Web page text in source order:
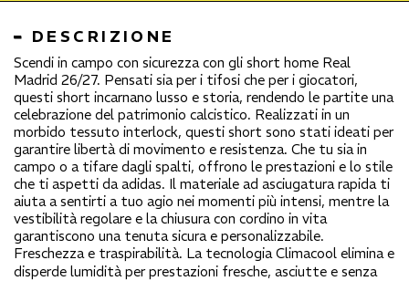
DESCRIZIONE
Scendi in campo con sicurezza con gli short home Real
Madrid 26/27. Pensati sia per i tifosi che per i giocatori,
questi short incarnano lusso e storia, rendendo le partite una
celebrazione del patrimonio calcistico. Realizzati in un
morbido tessuto interlock, questi short sono stati ideati per
garantire libertà di movimento e resistenza. Che tu sia in
campo o a tifare dagli spalti, offrono le prestazioni e lo stile
che ti aspetti da adidas. Il materiale ad asciugatura rapida ti
aiuta a sentirti a tuo agio nei momenti più intensi, mentre la
vestibilità regolare e la chiusura con cordino in vita
garantiscono una tenuta sicura e personalizzabile.
Freschezza e traspirabilità. La tecnologia Climacool elimina e
disperde lumidità per prestazioni fresche, asciutte e senza